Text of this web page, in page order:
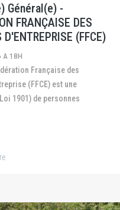
Général(e) -
FRANÇAISE DES
(FFCE)
A 18H
(FFCE) est une
1901) de personnes